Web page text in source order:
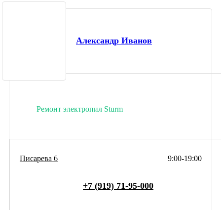
Александр Иванов
Ремонт электропил Sturm
9:00-19:00
Писарева 6
+7 (919) 71-95-000